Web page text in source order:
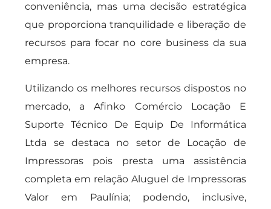
conveniência, mas uma decisão estratégica
que proporciona tranquilidade e liberação de
recursos para focar no core business da sua
empresa.
Utilizando os melhores recursos dispostos no
mercado, a Afinko Comércio Locação E
Suporte Técnico De Equip De Informática
Ltda se destaca no setor de Locação de
Impressoras pois presta uma assistência
completa em relação Aluguel de Impressoras
Valor em Paulínia; podendo, inclusive,